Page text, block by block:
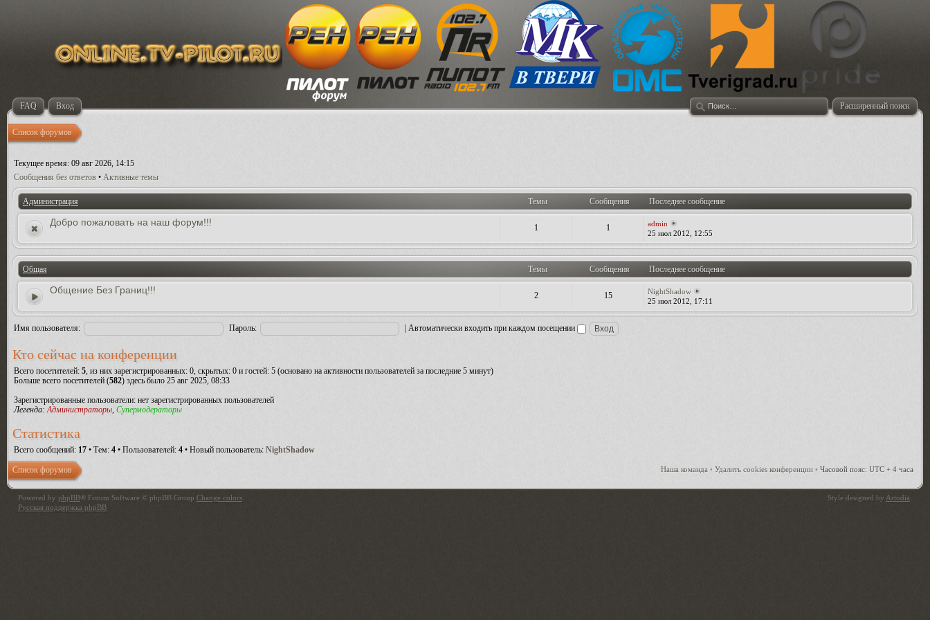
Расширенный поиск
FAQ Вход
Список форумов
Текущее время: 09 авг 2026, 14:15
Сообщения без ответов • Активные темы
Администрация Темы Сообщения Последнее сообщение
Добро пожаловать на наш форум!!! 1 1
admin
25 июл 2012, 12:55
Общая Темы Сообщения Последнее сообщение
Общение Без Границ!!! 2 15
NightShadow
25 июл 2012, 17:11
Имя пользователя: Пароль: | Автоматически входить при каждом посещении
Кто сейчас на конференции
Всего посетителей: 5, из них зарегистрированных: 0, скрытых: 0 и гостей: 5 (основано на активности пользователей за последние 5 минут)
Больше всего посетителей (582) здесь было 25 авг 2025, 08:33
Зарегистрированные пользователи: нет зарегистрированных пользователей
Легенда:Администраторы, Супермодераторы
Статистика
Всего сообщений: 17 • Тем: 4 • Пользователей: 4 • Новый пользователь: NightShadow
Наша команда • Удалить cookies конференции • Часовой пояс: UTC + 4 часа
Список форумов
Powered by phpBB® Forum Software © phpBB Group Change colors
Русская поддержка phpBB
Style designed by Artodia